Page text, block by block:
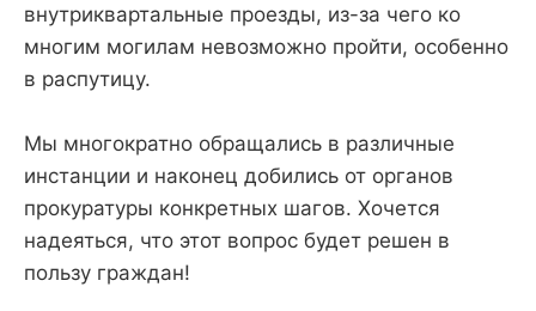
внутриквартальные проезды, из-за чего ко
многим могилам невозможно пройти, особенно
в распутицу.
Мы многократно обращались в различные
инстанции и наконец добились от органов
прокуратуры конкретных шагов. Хочется
надеяться, что этот вопрос будет решен в
пользу граждан!